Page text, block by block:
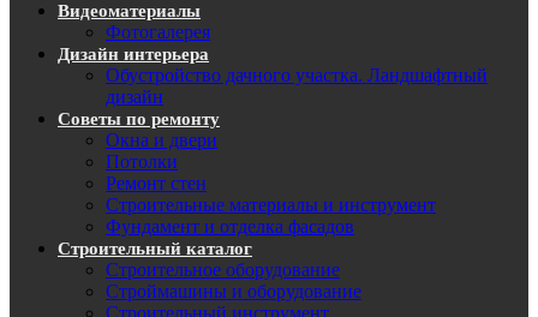
Видеоматериалы
Фотогалерея
Дизайн интерьера
Обустройство дачного участка. Ландшафтный
дизайн
Советы по ремонту
Окна и двери
Потолки
Ремонт стен
Строительные материалы и инструмент
Фундамент и отделка фасадов
Строительный каталог
Строительное оборудование
Строймашины и оборудование
Строительный инструмент